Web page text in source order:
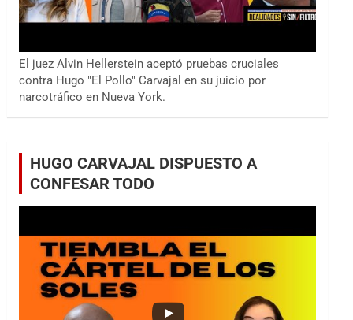
El juez Alvin Hellerstein aceptó pruebas cruciales
contra Hugo "El Pollo" Carvajal en su juicio por
narcotráfico en Nueva York.
HUGO CARVAJAL DISPUESTO A
CONFESAR TODO